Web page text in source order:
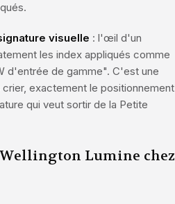
visuelle : l'œil d'un
les index appliqués comme
d'entrée de gamme". C'est une
exactement le positionnement
qui veut sortir de la Petite
Lumine chez